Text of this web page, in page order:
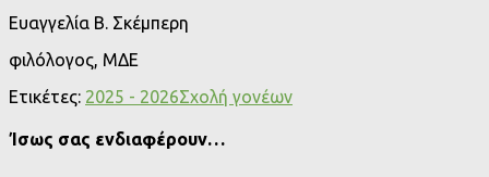
Ευαγγελία Β. Σκέμπερη
φιλόλογος, ΜΔΕ
Ετικέτες: 2025 - 2026Σχολή γονέων
Ίσως σας ενδιαφέρουν…